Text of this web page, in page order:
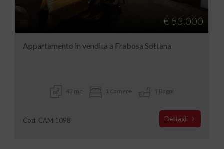
€ 53.000
Appartamento in vendita a Frabosa Sottana
43 mq 1 Camere 1 Bagni
Cod. CAM 1098 Dettagli